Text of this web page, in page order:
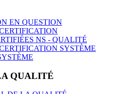
EN QUESTION
NS - QUALITÉ
SYSTÈME
QUALITÉ